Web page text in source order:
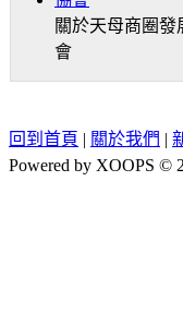
關於天母商圈發
會
回到首頁 | 關於我們 |
Powered by XOOPS ©